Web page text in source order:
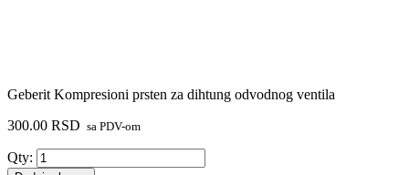
Geberit Kompresioni prsten za dihtung odvodnog ventila
300.00 RSD sa PDV-om
Qty: Geberit